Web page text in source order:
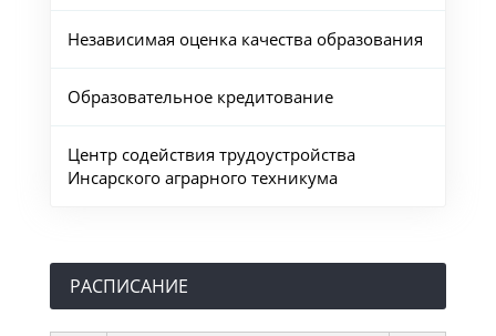
Независимая оценка качества образования
Образовательное кредитование
Центр содействия трудоустройства
Инсарского аграрного техникума
РАСПИСАНИЕ